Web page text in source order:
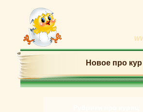
Новое про кур